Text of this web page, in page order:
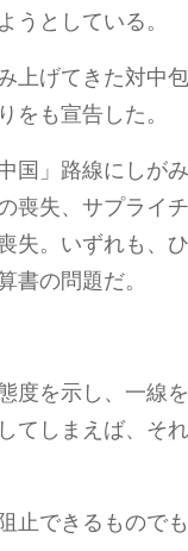
としている。
げてきた対中
も宣告した。
」路線にしが
喪失、サプライ
失。いずれも、
の問題だ。
度を示し、一線
てしまえば、そ
止できるもので